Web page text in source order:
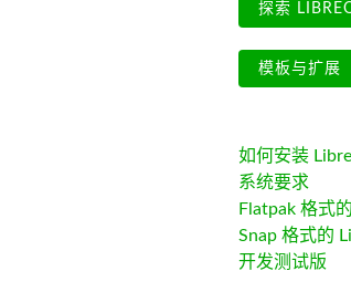
探索
模板与扩展
如何安装
系统要求
Flatpak 格式
Snap 格式的
开发测试版